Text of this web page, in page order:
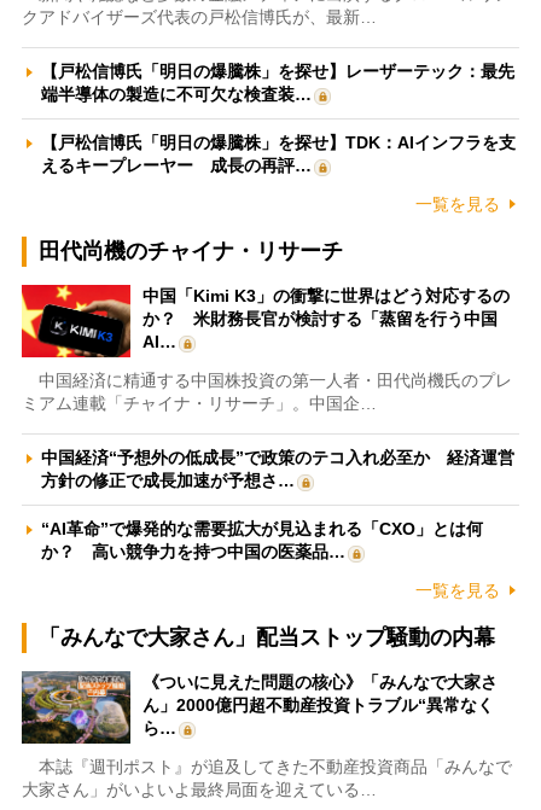
クアドバイザーズ代表の戸松信博氏が、最新…
【戸松信博氏「明日の爆騰株」を探せ】レーザーテック：最先
端半導体の製造に不可欠な検査装…
【戸松信博氏「明日の爆騰株」を探せ】TDK：AIインフラを支
えるキープレーヤー 成長の再評…
一覧を見る
田代尚機のチャイナ・リサーチ
中国「Kimi K3」の衝撃に世界はどう対応するの
か？ 米財務長官が検討する「蒸留を行う中国
AI…
中国経済に精通する中国株投資の第一人者・田代尚機氏のプレ
ミアム連載「チャイナ・リサーチ」。中国企…
中国経済“予想外の低成長”で政策のテコ入れ必至か 経済運営
方針の修正で成長加速が予想さ…
“AI革命”で爆発的な需要拡大が見込まれる「CXO」とは何
か？ 高い競争力を持つ中国の医薬品…
一覧を見る
「みんなで大家さん」配当ストップ騒動の内幕
《ついに見えた問題の核心》「みんなで大家さ
ん」2000億円超不動産投資トラブル“異常なく
ら…
本誌『週刊ポスト』が追及してきた不動産投資商品「みんなで
大家さん」がいよいよ最終局面を迎えている…